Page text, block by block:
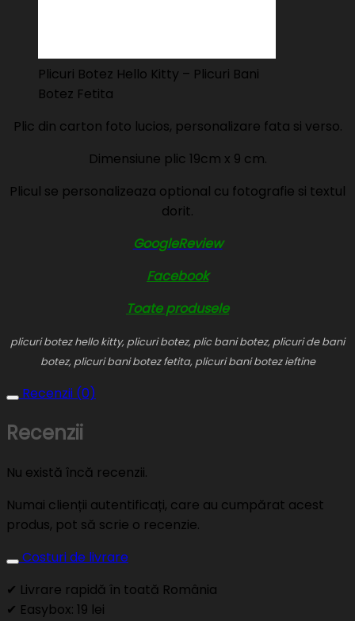
Plicuri Botez Hello Kitty – Plicuri Bani
Botez Fetita
Plic din carton foto lucios, personalizare fata si verso.
Dimensiune plic 19cm x 9 cm.
Plicul se personalizeaza optional cu fotografie si textul
dorit.
GoogleReview
Facebook
Toate produsele
plicuri botez hello kitty, plicuri botez, plic bani botez, plicuri de bani
botez, plicuri bani botez fetita, plicuri bani botez ieftine
Recenzii (0)
Recenzii
Nu există încă recenzii.
Numai clienții autentificați, care au cumpărat acest
produs, pot să scrie o recenzie.
Costuri de livrare
✔ Livrare rapidă în toată România
✔ Easybox: 19 lei